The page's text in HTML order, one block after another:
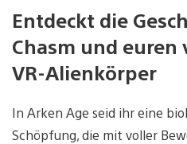
Entdeckt die
Chasm und
VR-Alienkörper
In Arken Age seid ihr eine
Schöpfung, die mit voller